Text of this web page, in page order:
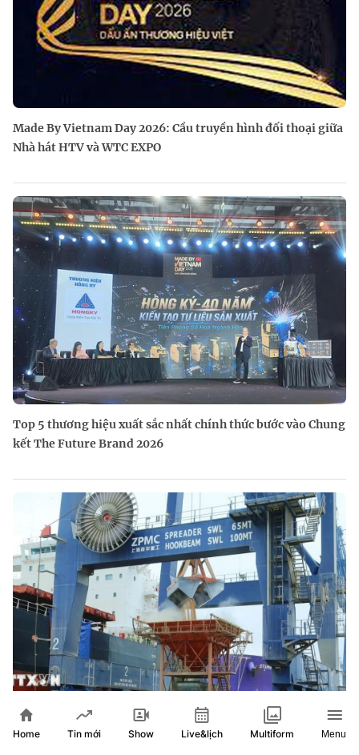
Made By Vietnam Day 2026: Cầu truyền hình đối thoại giữa
Nhà hát HTV và WTC EXPO
Top 5 thương hiệu xuất sắc nhất chính thức bước vào Chung
kết The Future Brand 2026
Nhà đầu tư Anh đề xuất siêu dự án Tổ hợp cảng biển 18 tỷ
USD tại Quảng Ninh
Home Tin mới Show Live&lịch Multiform Menu